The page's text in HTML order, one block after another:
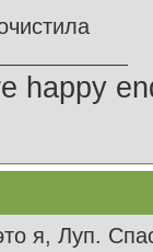
happy
я, Луп.